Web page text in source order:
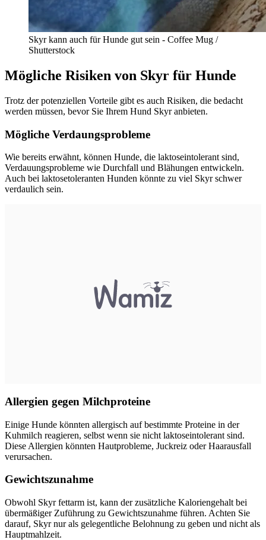
Skyr kann auch für Hunde gut sein - Coffee Mug /
Shutterstock
Mögliche Risiken von Skyr für Hunde
Trotz der potenziellen Vorteile gibt es auch Risiken, die bedacht
werden müssen, bevor Sie Ihrem Hund Skyr anbieten.
Mögliche Verdaungsprobleme
Wie bereits erwähnt, können Hunde, die laktoseintolerant sind,
Verdauungsprobleme wie Durchfall und Blähungen entwickeln.
Auch bei laktosetoleranten Hunden könnte zu viel Skyr schwer
verdaulich sein.
Allergien gegen Milchproteine
Einige Hunde könnten allergisch auf bestimmte Proteine in der
Kuhmilch reagieren, selbst wenn sie nicht laktoseintolerant sind.
Diese Allergien könnten Hautprobleme, Juckreiz oder Haarausfall
verursachen.
Gewichtszunahme
Obwohl Skyr fettarm ist, kann der zusätzliche Kaloriengehalt bei
übermäßiger Zuführung zu Gewichtszunahme führen. Achten Sie
darauf, Skyr nur als gelegentliche Belohnung zu geben und nicht als
Hauptmahlzeit.